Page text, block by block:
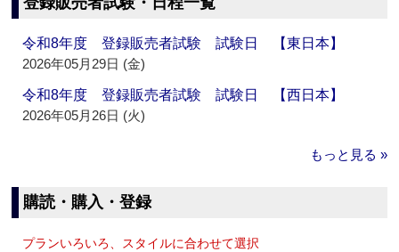
令和8年度 登録販売者試験 試験日 【東日本】
2026年05月29日 (金)
令和8年度 登録販売者試験 試験日 【西日本】
2026年05月26日 (火)
もっと見る »
購読・購入・登録
プランいろいろ、スタイルに合わせて選択